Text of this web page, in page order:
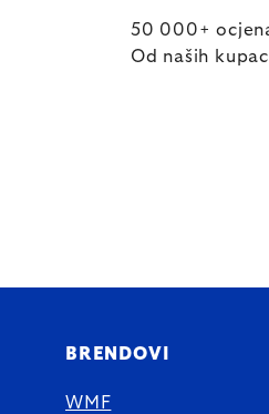
50 000+
Od naših
BRENDOVI
WMF